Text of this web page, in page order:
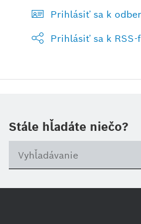
Prihlásiť sa k
Prihlásiť sa k RSS-
Stále hľadáte niečo?